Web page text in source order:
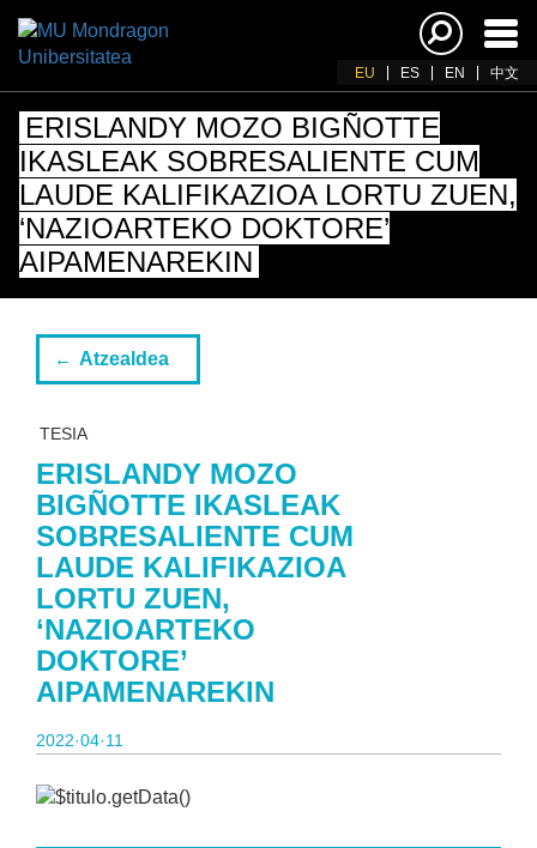
EU ES EN 中文
ERISLANDY MOZO BIGÑOTTE
IKASLEAK SOBRESALIENTE CUM
LAUDE KALIFIKAZIOA LORTU ZUEN,
‘NAZIOARTEKO DOKTORE’
AIPAMENAREKIN
Atzealdea
TESIA
ERISLANDY MOZO
BIGÑOTTE IKASLEAK
SOBRESALIENTE CUM
LAUDE KALIFIKAZIOA
LORTU ZUEN,
‘NAZIOARTEKO
DOKTORE’
AIPAMENAREKIN
2022·04·11